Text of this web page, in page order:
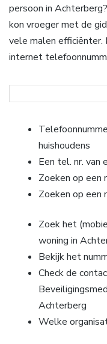
persoon in
kon vroeger met de
vele malen efficiënter.
internet
huishoudens
Een tel. nr. van
Zoeken op een
Zoeken op een
Zoek het
woning in
Bekijk het
Check de
Achterberg
Welke